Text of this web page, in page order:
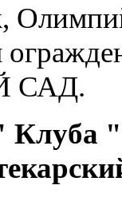
САД.
Клуба